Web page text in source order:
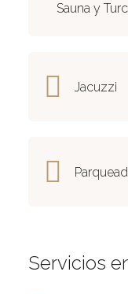
Sauna y
Jacuzzi
Servicios